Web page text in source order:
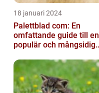
18 januari 2024
Palettblad com: En
omfattande guide till en
populär och mångsidig